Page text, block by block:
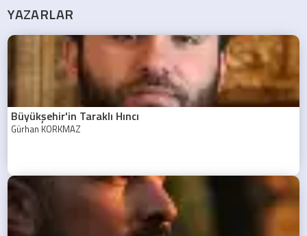
YAZARLAR
Büyükşehir'in Taraklı Hıncı
Gürhan KORKMAZ